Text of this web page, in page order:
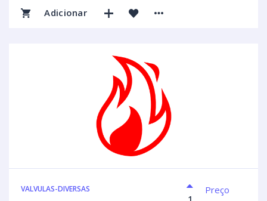
Adicionar
VALVULAS-DIVERSAS Preço